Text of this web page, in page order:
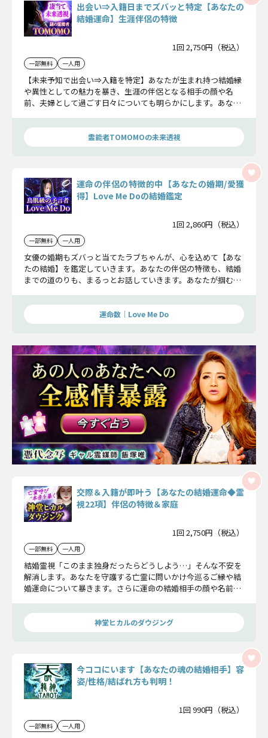
出会い⇒入籍日までズバッと特定【あなたの
結婚運命】生涯伴侶の特徴
1回 2,750円（税込）
一部無料 一人用
【未来予知で出会い⇒入籍を特定】あなたが生まれ持つ結婚縁
や異性としての魅力を暴き、生涯の伴侶となる相手の顔や名
前、夫婦として過ごす日々についても明らかにします。あなた
霊能者TOMOMOの未来透視
運命の伴侶の特徴的中【あなたの婚期/愛獲
得】Love Me Doの結婚鑑定
1回 2,860円（税込）
一部無料 一人用
女優の婚期もズバっと当てたラブちゃんが、心を込めて【あな
たの結婚】を鑑定していきます。あなたの伴侶の特徴も、結婚
までの道のりも、まるっとお話していきます。あなたが掴む幸
運命数｜Love Me Do
交際＆入籍が即叶う【あなたの結婚運命◆霊
視22項】伴侶の特徴＆家庭
1回 2,750円（税込）
一部無料 一人用
結婚霊視「このまま独身だったらどうしよう…」そんな不安を
解消します。あなたを守護する亡霊に問いかけ今巡るご縁や結
婚運命について暴きます。さらに運命の結婚相手の顔や名前な
神堂ヒカルのダウジング
今ココにいます【あなたの魂の結婚相手】容
姿/性格/結ばれ方も判明！
1回 990円（税込）
一部無料 一人用